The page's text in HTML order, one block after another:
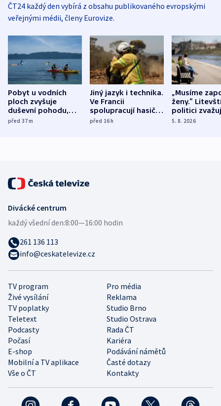
ČT24 každý den vybírá z obsahu publikovaného evropskými
veřejnými médii, členy Eurovize.
Pobyt u vodních
ploch zvyšuje
duševní pohodu,
ukázala
před 37m
Jiný jazyk i technika.
Ve Francii
spolupracují hasiči z
různých zemí
před 16h
„Musíme
ženy.“
politici
dohodu o
5. 8. 2026
TV program
Pro média
Živé vysílání
Reklama
TV poplatky
Studio Brno
Teletext
Studio Ostrava
Podcasty
Rada ČT
Počasí
Kariéra
E-shop
Podávání námětů
Mobilní a TV aplikace
Časté dotazy
Vše o ČT
Kontakty
Divácké centrum
každý všední den:8:00—16:00 hodin
261 136 113
info@ceskatelevize.cz